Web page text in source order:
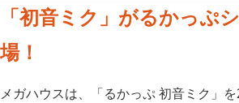
「初音ミク」がるかっぷ
場！
メガハウスは、「るかっぷ 初音ミク」